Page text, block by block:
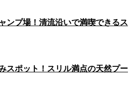
ンプ場！清流沿いで満喫できるス
スポット！スリル満点の天然プー